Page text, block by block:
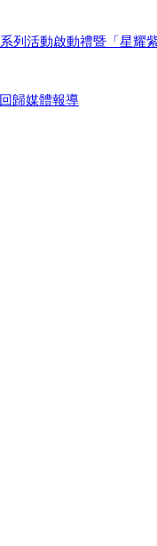
列活動啟動禮暨「星耀
歸媒體報導